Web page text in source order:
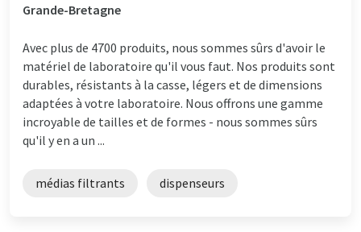
Grande-Bretagne
Avec plus de 4700 produits, nous sommes sûrs d'avoir le
matériel de laboratoire qu'il vous faut. Nos produits sont
durables, résistants à la casse, légers et de dimensions
adaptées à votre laboratoire. Nous offrons une gamme
incroyable de tailles et de formes - nous sommes sûrs
qu'il y en a un ...
médias filtrants dispenseurs